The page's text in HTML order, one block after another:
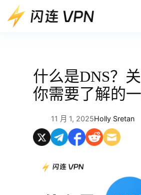
至
什么是DNS？
你需要了解的
11 月 1, 2025Holly Sretan